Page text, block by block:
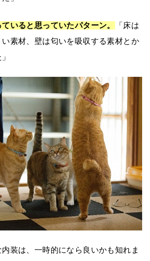
いると思っていたパターン。
「床は
素材、壁は匂いを吸収する素材とか
装は、一時的になら良いかも知れま